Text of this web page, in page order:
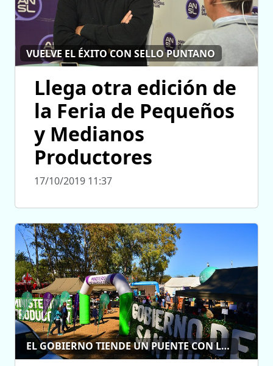
VUELVE EL ÉXITO CON SELLO PUNTANO
Llega otra edición de
la Feria de Pequeños
y Medianos
Productores
17/10/2019 11:37
EL GOBIERNO TIENDE UN PUENTE CON LOS VECINOS